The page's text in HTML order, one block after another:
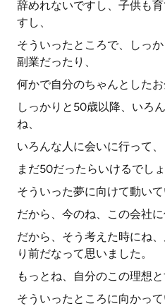
辞めれないですし、子供も
すし、
そういったところで、しっ
副業だったり、
何かで自分のちゃんとしたお
しっかりと50歳以降、いろ
ね、
いろんな人に会いに行って、
まだ50だったらいけるでし
そういった夢に向けて動いて
だから、今のね、この会社
だから、そう考えた時にね
り前だなって思いました。
もっとね、自分のこの理想と
そういったところに向かって